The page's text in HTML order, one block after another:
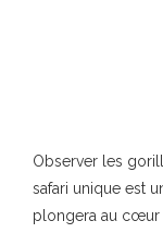
Observer les
safari unique est
plongera au cœur